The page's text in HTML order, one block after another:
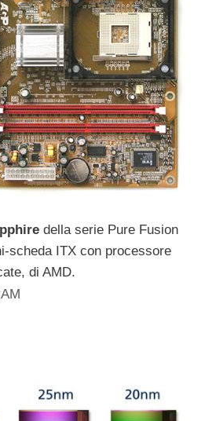
della serie Pure Fusion
scheda ITX con processore
di AMD.